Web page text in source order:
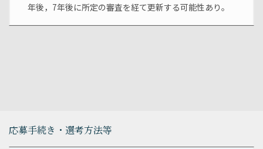
年後，7年後に所定の審査を経て更新する可能性あり。
応募手続き・選考方法等